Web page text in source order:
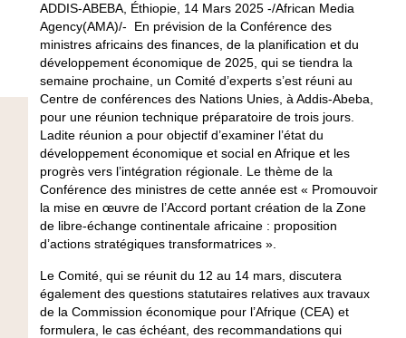
ADDIS-ABEBA, Éthiopie, 14 Mars 2025 -/African Media
Agency(AMA)/- En prévision de la Conférence des
ministres africains des finances, de la planification et du
développement économique de 2025, qui se tiendra la
semaine prochaine, un Comité d’experts s’est réuni au
Centre de conférences des Nations Unies, à Addis-Abeba,
pour une réunion technique préparatoire de trois jours.
Ladite réunion a pour objectif d’examiner l’état du
développement économique et social en Afrique et les
progrès vers l’intégration régionale. Le thème de la
Conférence des ministres de cette année est « Promouvoir
la mise en œuvre de l’Accord portant création de la Zone
de libre-échange continentale africaine : proposition
d’actions stratégiques transformatrices ».
Le Comité, qui se réunit du 12 au 14 mars, discutera
également des questions statutaires relatives aux travaux
de la Commission économique pour l’Afrique (CEA) et
formulera, le cas échéant, des recommandations qui